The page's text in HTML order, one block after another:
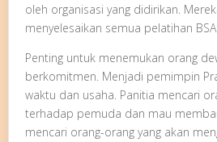
oleh organisasi yang didirikan.
menyelesaikan semua pelatihan
Penting untuk menemukan orang
berkomitmen. Menjadi pemimpin
waktu dan usaha. Panitia mencari
terhadap pemuda dan mau
mencari orang-orang yang akan